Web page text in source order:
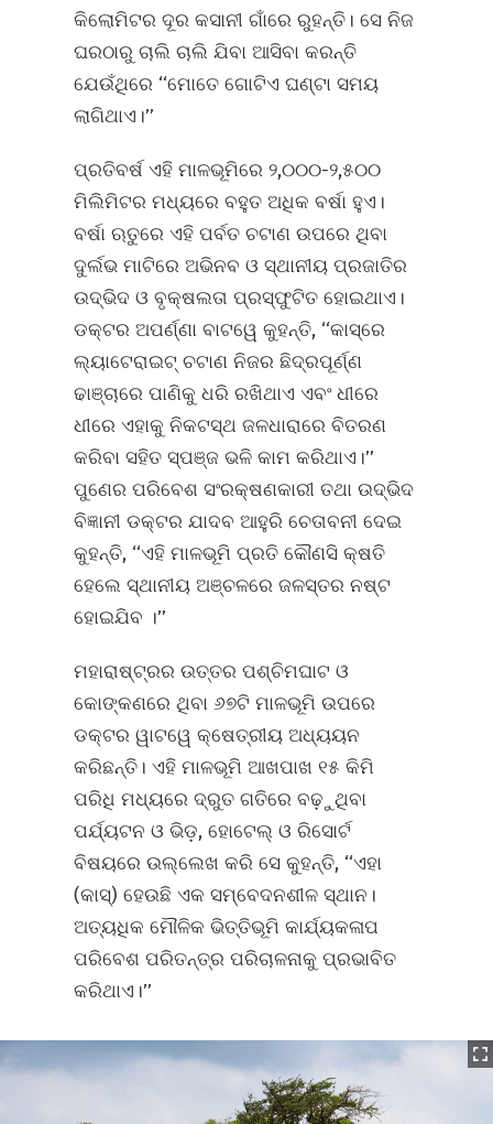
କିଲୋମିଟର ଦୂର କସାନୀ ଗାଁରେ ରୁହନ୍ତି। ସେ ନିଜ
ଘରଠାରୁ ଚାଲି ଚାଲି ଯିବା ଆସିବା କରନ୍ତି
ଯେଉଁଥିରେ ‘‘ମୋତେ ଗୋଟିଏ ଘଣ୍ଟା ସମୟ
ଲାଗିଥାଏ।’’
ପ୍ରତିବର୍ଷ ଏହି ମାଳଭୂମିରେ ୨,୦୦୦-୨,୫୦୦
ମିଲିମିଟର ମଧ୍ୟରେ ବହୁତ ଅଧିକ ବର୍ଷା ହୁଏ।
ବର୍ଷା ଋତୁରେ ଏହି ପର୍ବତ ଚଟାଣ ଉପରେ ଥିବା
ଦୁର୍ଲଭ ମାଟିରେ ଅଭିନବ ଓ ସ୍ଥାନୀୟ ପ୍ରଜାତିର
ଉଦ୍ଭିଦ ଓ ବୃକ୍ଷଲତା ପ୍ରସ୍ଫୁଟିତ ହୋଇଥାଏ।
ଡକ୍ଟର ଅପର୍ଣ୍ଣା ବାଟୱେ କୁହନ୍ତି, ‘‘କାସ୍‌ରେ
ଲ୍ୟାଟେରାଇଟ୍‌ ଚଟାଣ ନିଜର ଛିଦ୍ରପୂର୍ଣ୍ଣ
ଢାଞ୍ଚାରେ ପାଣିକୁ ଧରି ରଖିଥାଏ ଏବଂ ଧୀରେ
ଧୀରେ ଏହାକୁ ନିକଟସ୍ଥ ଜଳଧାରାରେ ବିତରଣ
କରିବା ସହିତ ସ୍ପଞ୍ଜ ଭଳି କାମ କରିଥାଏ।’’
ପୁଣେର ପରିବେଶ ସଂରକ୍ଷଣକାରୀ ତଥା ଉଦ୍ଭିଦ
ବିଜ୍ଞାନୀ ଡକ୍ଟର ଯାଦବ ଆହୁରି ଚେତାବନୀ ଦେଇ
କୁହନ୍ତି, ‘‘ଏହି ମାଳଭୂମି ପ୍ରତି କୌଣସି କ୍ଷତି
ହେଲେ ସ୍ଥାନୀୟ ଅଞ୍ଚଳରେ ଜଳସ୍ତର ନଷ୍ଟ
ହୋଇଯିବ ।’’
ମହାରାଷ୍ଟ୍ରର ଉତ୍ତର ପଶ୍ଚିମଘାଟ ଓ
କୋଙ୍କଣରେ ଥିବା ୬୭ଟି ମାଳଭୂମି ଉପରେ
ଡକ୍ଟର ୱାଟୱେ କ୍ଷେତ୍ରୀୟ ଅଧ୍ୟୟନ
କରିଛନ୍ତି। ଏହି ମାଳଭୂମି ଆଖପାଖ ୧୫ କିମି
ପରିଧି ମଧ୍ୟରେ ଦ୍ରୁତ ଗତିରେ ବଢ଼ୁଥିବା
ପର୍ଯ୍ୟଟନ ଓ ଭିଡ଼, ହୋଟେଲ୍‌ ଓ ରିସୋର୍ଟ
ବିଷୟରେ ଉଲ୍ଲେଖ କରି ସେ କୁହନ୍ତି, ‘‘ଏହା
(କାସ୍‌) ହେଉଛି ଏକ ସମ୍ବେଦନଶୀଳ ସ୍ଥାନ।
ଅତ୍ୟଧିକ ମୌଳିକ ଭିତ୍ତିଭୂମି କାର୍ଯ୍ୟକଳାପ
ପରିବେଶ ପରିତନ୍ତ୍ର ପରିଚାଳନାକୁ ପ୍ରଭାବିତ
କରିଥାଏ।’’